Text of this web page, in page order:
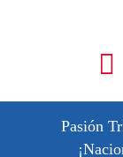
Pasión